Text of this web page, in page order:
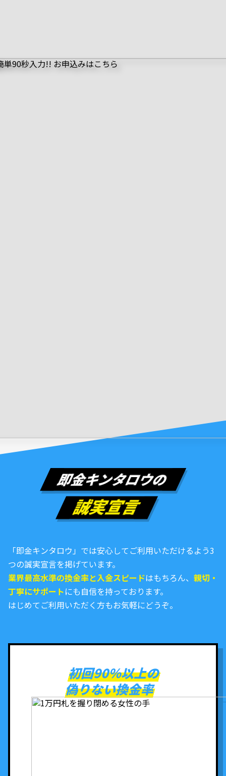
即金キンタロウの
誠実宣言
「即金キンタロウ」では安心してご利用いただけるよう3
つの誠実宣言を掲げています。
業界最高水準の換金率と入金スピードはもちろん、 親切・
丁寧にサポートにも自信を持っております。
はじめてご利用いただく方もお気軽にどうぞ。
初回90％以上の
偽りない換金率